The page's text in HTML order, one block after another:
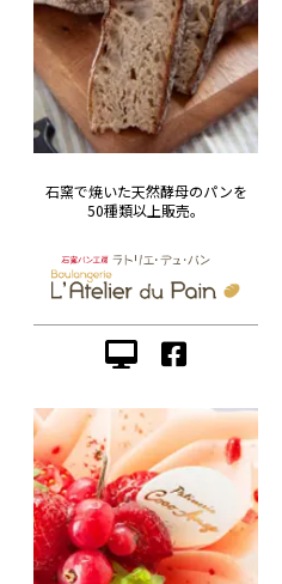
石窯で焼いた天然酵母のパンを
50種類以上販売。